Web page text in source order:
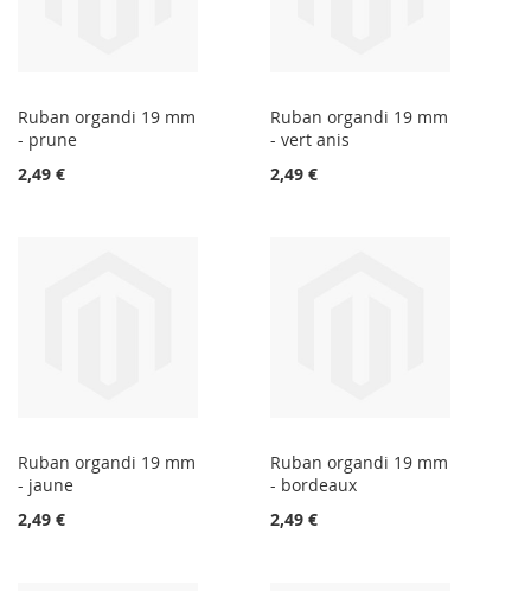
Ruban organdi 19 mm
- prune
2,49 €
Ruban organdi 19 mm
- vert anis
2,49 €
Ruban organdi 19 mm
- jaune
2,49 €
Ruban organdi 19 mm
- bordeaux
2,49 €